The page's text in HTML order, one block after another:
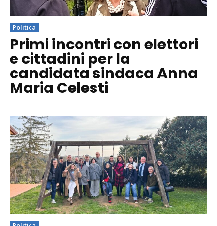
Politica
Primi incontri con elettori
e cittadini per la
candidata sindaca Anna
Maria Celesti